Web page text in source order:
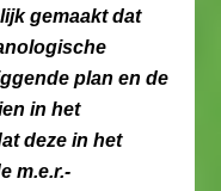
gemaakt dat
plan en de
in het
deze in het
m.e.r.-